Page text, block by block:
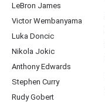
LeBron James
Victor Wembanyama
Luka Doncic
Nikola Jokic
Anthony Edwards
Stephen Curry
Rudy Gobert